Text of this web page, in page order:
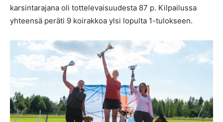
karsintarajana oli tottelevaisuudesta 87 p. Kilpailussa
yhteensä peräti 9 koirakkoa ylsi lopulta 1-tulokseen.